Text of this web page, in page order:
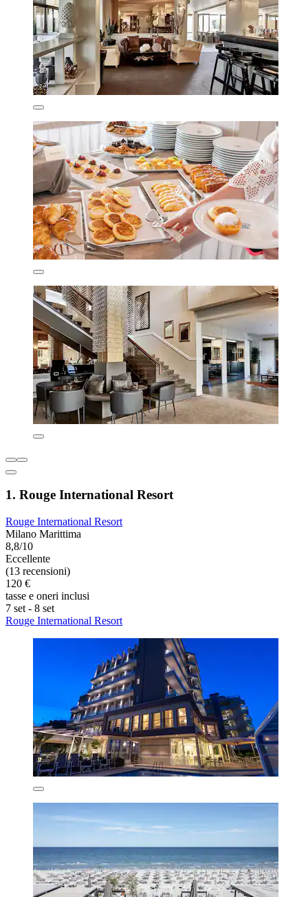
1. Rouge International Resort
Rouge International Resort
Milano Marittima
8,8/10
Eccellente
(13 recensioni)
120 €
tasse e oneri inclusi
7 set - 8 set
Rouge International Resort